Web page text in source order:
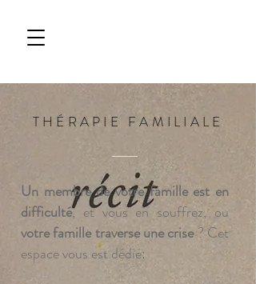
THÉRAPIE FAMILIALE
Un membre de votre famille est en
difficulté, et vous en souffrez, ou
votre famille traverse une crise? Cet
espace vous est dédié: